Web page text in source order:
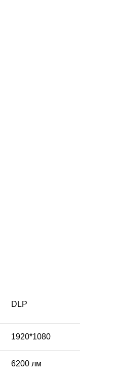
DLP
1920*1080
6200 лм